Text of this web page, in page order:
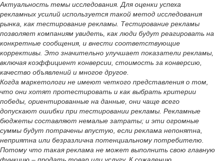
Актуальность темы исследования. Для оценки успеха
рекламных усилий используется такой метод исследования
рынка, как тестирование рекламы. Тестирование рекламы
позволяет компаниям увидеть, как люди будут реагировать на
конкретные сообщения, и внести соответствующие
коррективы. Это значительно улучшает показатели рекламы,
включая коэффициент конверсии, стоимость за конверсию,
качество объявлений и многое другое.
Когда маркетологи не имеют четкого представления о том,
что они хотят протестировать и как выбрать критерии
победы, ориентированные на данные, они чаще всего
допускают ошибки при тестировании рекламы. Рекламные
бюджеты составляют немалые затраты; и эти огромные
суммы будут потрачены впустую, если реклама непонятна,
неприятна или безразлична потенциальному потребителю.
Потому что такая реклама не может выполнить свою главную